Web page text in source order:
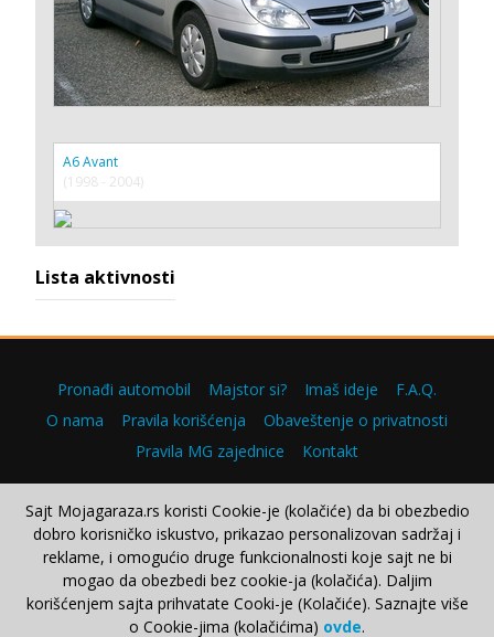
A6 Avant
(1998 - 2004)
Lista aktivnosti
Pronađi automobil Majstor si? Imaš ideje
F.A.Q.
O nama
Pravila korišćenja
Obaveštenje o privatnosti
Pravila MG zajednice
Kontakt
Copyright © 2000–2026.
Sajt Mojagaraza.rs koristi Cookie-je (kolačiće) da bi obezbedio
dobro korisničko iskustvo, prikazao personalizovan sadržaj i
reklame, i omogućio druge funkcionalnosti koje sajt ne bi
mogao da obezbedi bez cookie-ja (kolačića). Daljim
korišćenjem sajta prihvatate Cooki-je (Kolačiće). Saznajte više
o Cookie-jima (kolačićima) ovde.